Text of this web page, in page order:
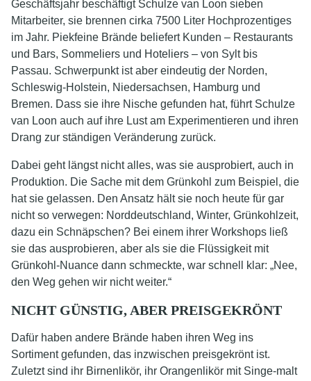
Geschäftsjahr beschäftigt Schulze van Loon sieben
Mitarbeiter, sie brennen cirka 7500 Liter Hochprozentiges
im Jahr. Piekfeine Brände beliefert Kunden – Restaurants
und Bars, Sommeliers und Hoteliers – von Sylt bis
Passau. Schwerpunkt ist aber eindeutig der Norden,
Schleswig-Holstein, Niedersachsen, Hamburg und
Bremen. Dass sie ihre Nische gefunden hat, führt Schulze
van Loon auch auf ihre Lust am Experimentieren und ihren
Drang zur ständigen Veränderung zurück.
Dabei geht längst nicht alles, was sie ausprobiert, auch in
Produktion. Die Sache mit dem Grünkohl zum Beispiel, die
hat sie gelassen. Den Ansatz hält sie noch heute für gar
nicht so verwegen: Norddeutschland, Winter, Grünkohlzeit,
dazu ein Schnäpschen? Bei einem ihrer Workshops ließ
sie das ausprobieren, aber als sie die Flüssigkeit mit
Grünkohl-Nuance dann schmeckte, war schnell klar: „Nee,
den Weg gehen wir nicht weiter.“
NICHT GÜNSTIG, ABER PREISGEKRÖNT
Dafür haben andere Brände haben ihren Weg ins
Sortiment gefunden, das inzwischen preisgekrönt ist.
Zuletzt sind ihr Birnenlikör, ihr Orangenlikör mit Singe-malt